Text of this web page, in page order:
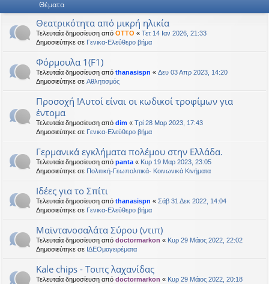
Θέματα
Θεατρικότητα από μικρή ηλικία
Τελευταία δημοσίευση από OTTO « Τετ 14 Ιαν 2026, 21:33
Δημοσιεύτηκε σε Γενικα-Ελεύθερο βήμα
Φόρμουλα 1(F1)
Τελευταία δημοσίευση από thanasispn « Δευ 03 Απρ 2023, 14:20
Δημοσιεύτηκε σε Αθλητισμός
Προσοχή !Αυτοί είναι οι κωδικοί τροφίμων για
έντομα
Τελευταία δημοσίευση από dim « Τρί 28 Μαρ 2023, 17:43
Δημοσιεύτηκε σε Γενικα-Ελεύθερο βήμα
Γερμανικά εγκλήματα πολέμου στην Ελλάδα.
Τελευταία δημοσίευση από panta « Κυρ 19 Μαρ 2023, 23:05
Δημοσιεύτηκε σε Πολιτική-Γεωπολιτικά- Κοινωνικά Κινήματα
Ιδέες για το Σπίτι
Τελευταία δημοσίευση από thanasispn « Σάβ 31 Δεκ 2022, 14:04
Δημοσιεύτηκε σε Γενικα-Ελεύθερο βήμα
Μαϊντανοσαλάτα Σύρου (ντιπ)
Τελευταία δημοσίευση από doctormarkon « Κυρ 29 Μάιος 2022, 22:02
Δημοσιεύτηκε σε ΙΔΕΟμαγειρέματα
Kale chips - Τσιπς λαχανίδας
Τελευταία δημοσίευση από doctormarkon « Κυρ 29 Μάιος 2022, 20:18